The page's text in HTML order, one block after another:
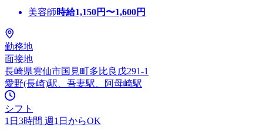
美容師時給1,150円〜1,600円
勤務地
面接地
長崎県雲仙市国見町多比良戊291-1
愛野(長崎)駅、吾妻駅、阿母崎駅
シフト
1日3時間 週1日からOK